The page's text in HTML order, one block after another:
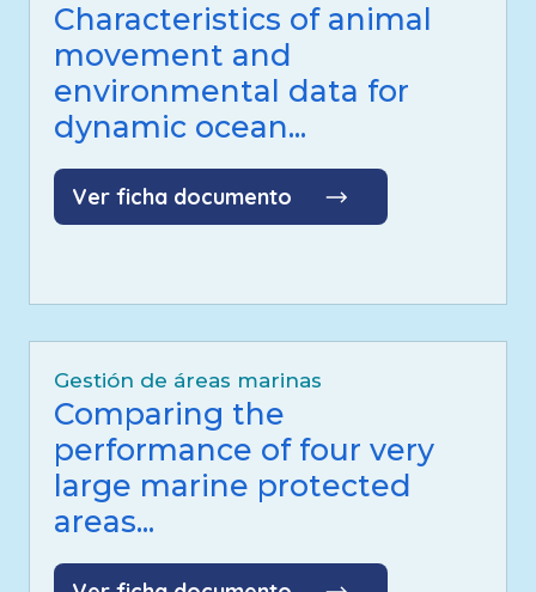
Characteristics of animal
movement and
environmental data for
dynamic ocean...
Ver ficha documento
Gestión de áreas marinas
Comparing the
performance of four very
large marine protected
areas...